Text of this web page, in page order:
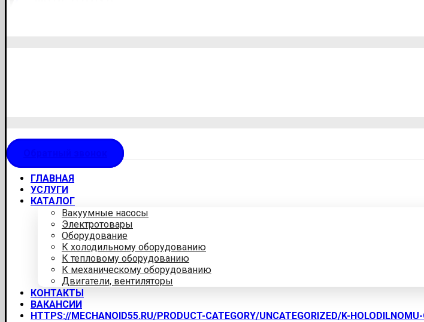
ГЛАВНАЯ
УСЛУГИ
КАТАЛОГ
Вакуумные насосы
Электротовары
Оборудование
К холодильному оборудованию
К тепловому оборудованию
К механическому оборудованию
Двигатели, вентиляторы
КОНТАКТЫ
ВАКАНСИИ
HTTPS://MECHANOID55.RU/PRODUCT-CATEGORY/UNCATEGORIZED/K-